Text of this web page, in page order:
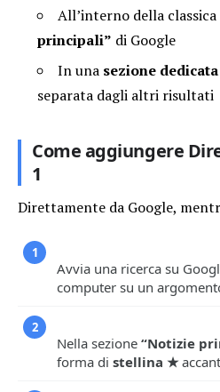
All’interno della classica
principali” di Google
In una sezione dedicata
separata dagli altri risultati
Come aggiungere
1
Direttamente da Google,
1
Avvia una ricerca su
computer su un
2
Nella sezione “Notizie
forma di stellina ★